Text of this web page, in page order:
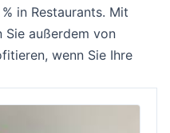
in Restaurants. Mit
Sie außerdem von
wenn Sie Ihre